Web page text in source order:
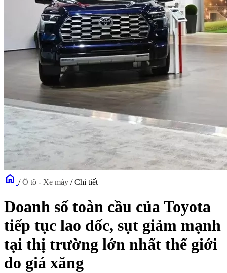
home / Ô tô - Xe máy / Chi tiết
Doanh số toàn cầu của Toyota
tiếp tục lao dốc, sụt giảm mạnh
tại thị trường lớn nhất thế giới
do giá xăng